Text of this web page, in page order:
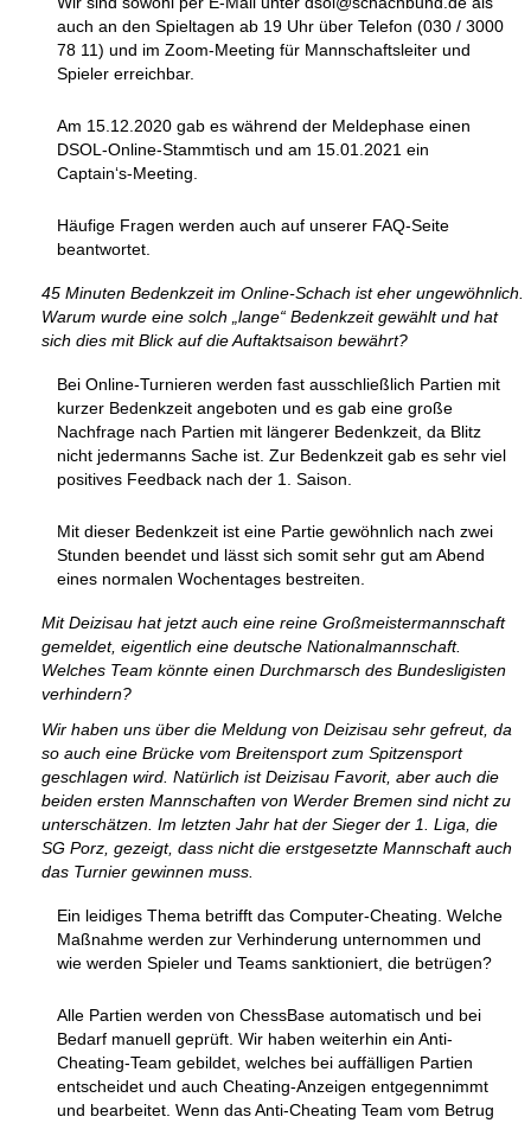
auch an den Spieltagen ab 19 Uhr über Telefon (030 / 3000
78 11) und im Zoom-Meeting für Mannschaftsleiter und
Spieler erreichbar.
Am 15.12.2020 gab es während der Meldephase einen
DSOL-Online-Stammtisch und am 15.01.2021 ein
Captain‘s-Meeting.
Häufige Fragen werden auch auf unserer FAQ-Seite
beantwortet.
45 Minuten Bedenkzeit im Online-Schach ist eher ungewöhnlich.
Warum wurde eine solch „lange“ Bedenkzeit gewählt und hat
sich dies mit Blick auf die Auftaktsaison bewährt?
Bei Online-Turnieren werden fast ausschließlich Partien mit
kurzer Bedenkzeit angeboten und es gab eine große
Nachfrage nach Partien mit längerer Bedenkzeit, da Blitz
nicht jedermanns Sache ist. Zur Bedenkzeit gab es sehr viel
positives Feedback nach der 1. Saison.
Mit dieser Bedenkzeit ist eine Partie gewöhnlich nach zwei
Stunden beendet und lässt sich somit sehr gut am Abend
eines normalen Wochentages bestreiten.
Mit Deizisau hat jetzt auch eine reine Großmeistermannschaft
gemeldet, eigentlich eine deutsche Nationalmannschaft.
Welches Team könnte einen Durchmarsch des Bundesligisten
verhindern?
Wir haben uns über die Meldung von Deizisau sehr gefreut, da
so auch eine Brücke vom Breitensport zum Spitzensport
geschlagen wird. Natürlich ist Deizisau Favorit, aber auch die
beiden ersten Mannschaften von Werder Bremen sind nicht zu
unterschätzen. Im letzten Jahr hat der Sieger der 1. Liga, die
SG Porz, gezeigt, dass nicht die erstgesetzte Mannschaft auch
das Turnier gewinnen muss.
Ein leidiges Thema betrifft das Computer-Cheating. Welche
Maßnahme werden zur Verhinderung unternommen und
wie werden Spieler und Teams sanktioniert, die betrügen?
Alle Partien werden von ChessBase automatisch und bei
Bedarf manuell geprüft. Wir haben weiterhin ein Anti-
Cheating-Team gebildet, welches bei auffälligen Partien
entscheidet und auch Cheating-Anzeigen entgegennimmt
und bearbeitet. Wenn das Anti-Cheating Team vom Betrug